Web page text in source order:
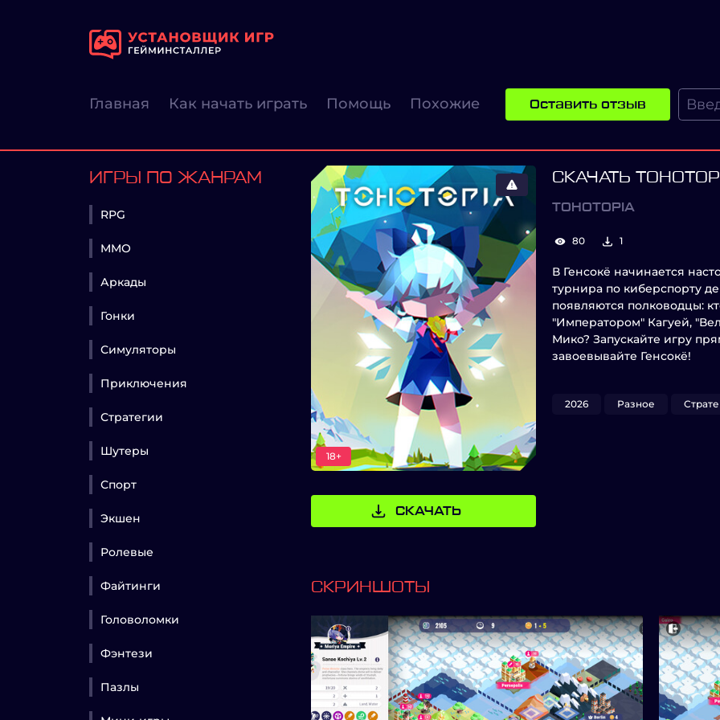
Главная Как начать играть Помощь Похожие Оставить отзыв
ИГРЫ ПО ЖАНРАМ
RPG
MMO
Аркады
Гонки
Симуляторы
Приключения
Стратегии
Шутеры
Спорт
Экшен
Ролевые
Файтинги
Головоломки
Фэнтези
Пазлы
18+
СКАЧАТЬ
СКАЧАТЬ
TOHOTOPIA
80 1
В Генсокё начинается
турнира по киберспорту
появляются полководцы:
"Императором" Кагуей,
Мико? Запускайте игру
завоевывайте Генсокё!
2026 Разное
СКРИНШОТЫ